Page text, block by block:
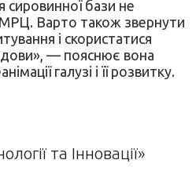
сировинної бази не
Варто також звернути
і скористатися
— пояснює вона
галузі і її розвитку.
та Інновації»